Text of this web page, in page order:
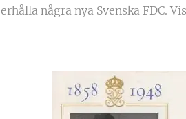
några nya Svenska FDC.